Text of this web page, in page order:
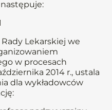
Lekarskiej we
w procesach
2014 r., ustala
dla wykładowców